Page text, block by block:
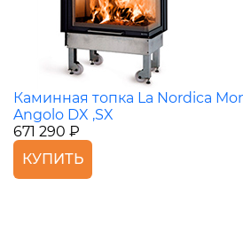
Каминная топка La Nordica
Angolo DX ,SX
671 290 ₽
КУПИТЬ